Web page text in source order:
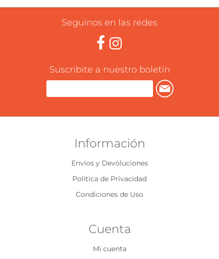
Seguinos en las redes
Suscribite a nuestro boletín
Información
Envíos y Devoluciones
Política de Privacidad
Condiciones de Uso
Cuenta
Mi cuenta